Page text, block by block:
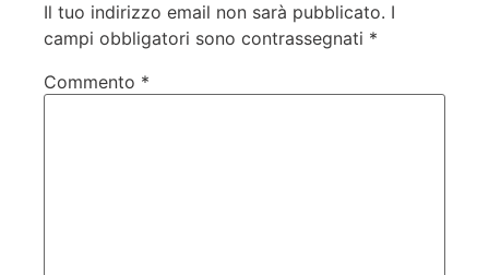
Il tuo indirizzo email non sarà pubblicato. I
campi obbligatori sono contrassegnati *
Commento *